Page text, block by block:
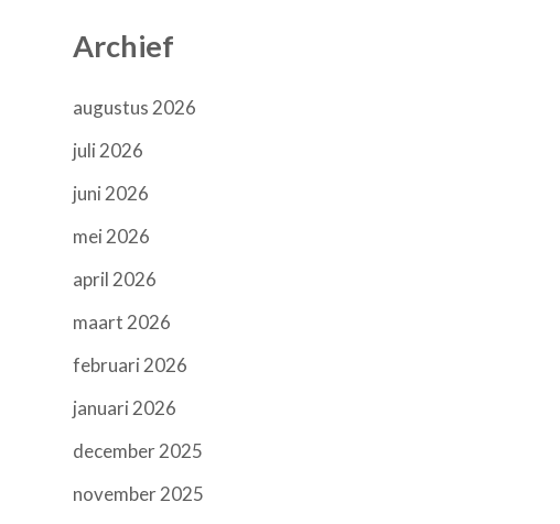
Archief
augustus 2026
juli 2026
juni 2026
mei 2026
april 2026
maart 2026
februari 2026
januari 2026
december 2025
november 2025